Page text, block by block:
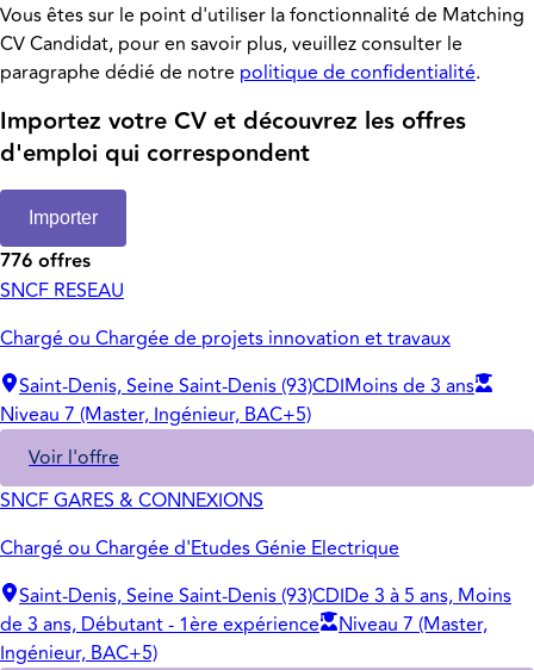
Vous êtes sur le point d'utiliser la fonctionnalité de Matching
CV Candidat, pour en savoir plus, veuillez consulter le
paragraphe dédié de notre politique de confidentialité.
Importez votre CV et découvrez les offres
d'emploi qui correspondent
Importer
776 offres
SNCF RESEAU
Chargé ou Chargée de projets innovation et travaux
Saint-Denis, Seine Saint-Denis (93)CDIMoins de 3 ans
Niveau 7 (Master, Ingénieur, BAC+5)
Voir l'offre
SNCF GARES & CONNEXIONS
Chargé ou Chargée d'Etudes Génie Electrique
Saint-Denis, Seine Saint-Denis (93)CDIDe 3 à 5 ans, Moins
de 3 ans, Débutant - 1ère expérience
Niveau 7 (Master,
Ingénieur, BAC+5)